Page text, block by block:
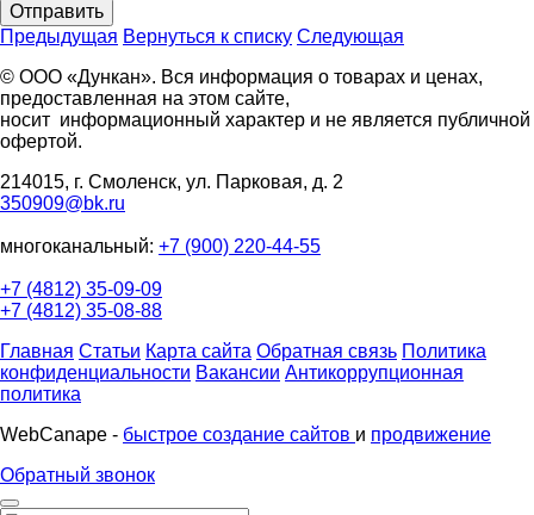
Отправить
Предыдущая Вернуться к списку Следующая
© ООО «Дункан». Вся информация о товарах и ценах,
предоставленная на этом сайте,
носит информационный характер и не является публичной
офертой.
214015, г. Смоленск, ул. Парковая, д. 2
350909@bk.ru
многоканальный: +7 (900) 220-44-55
+7 (4812) 35-09-09
+7 (4812) 35-08-88
Главная Статьи Карта сайта Обратная связь Политика
конфиденциальности Вакансии Антикоррупционная
политика
WebCanape - быстрое создание сайтов и продвижение
Обратный звонок